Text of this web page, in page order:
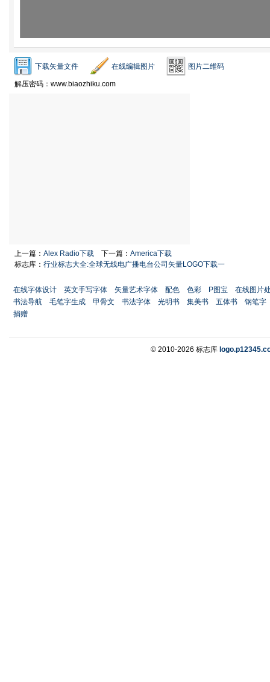
下载矢量文件 在线编辑图片 图片二维码
解压密码：www.biaozhiku.com
上一篇： Alex Radio下载 下一篇： America下载
标志库： 行业标志大全:全球无线电广播电台公司矢量LOGO下载一
在线字体设计 英文手写字体 矢量艺术字体 配色 色彩 P图宝
在线图片
书法导航
毛笔字生成 甲骨文 书法字体 光明书 集美书 五体书
钢笔字
捐赠
© 2010-2026 标志库